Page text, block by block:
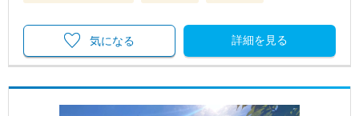
詳細を見る
気になる